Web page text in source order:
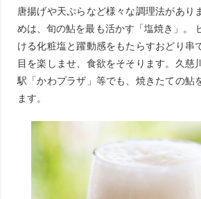
唐揚げや天ぷらなど様々な調理法があり
めは、旬の鮎を最も活かす「塩焼き」。
ける化粧塩と躍動感をもたらすおどり串
目を楽しませ、食欲をそそります。久慈
駅「かわプラザ」等でも、焼きたての鮎
ます。